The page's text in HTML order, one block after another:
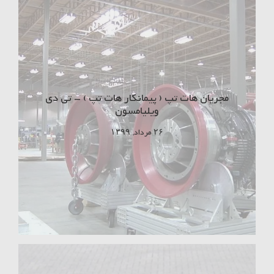
مجریان هات تپ ( پیمانکار هات تپ ) – تی دی
ویلیامسون
۲۶ مرداد, ۱۳۹۹